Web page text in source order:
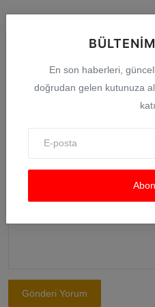
En son haberleri,
doğrudan gelen kutunuza
E-posta
Gönderi Yorum